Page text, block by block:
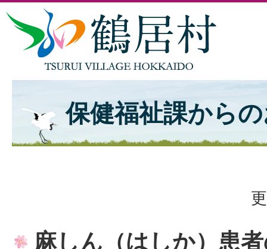
保健福祉課から
麻しん（はしか）患